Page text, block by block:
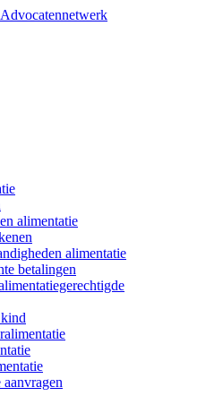
alimentatie
alimentatie
betalingen